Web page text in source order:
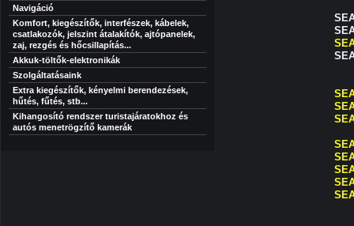
Navigáció
Komfort, kiegészítők, interfészek, kábelek,
csatlakozók, jelszint átalakítók, ajtópanelek,
zaj, rezgés és hőcsillapítás...
Akkuk-töltők-elektronikák
Szolgáltatásaink
Extra kiegészítők, kényelmi berendezések,
hűtés, fűtés, stb...
Kihangosító rendszer turistajáratokhoz és
autós menetrögzítő kamerák